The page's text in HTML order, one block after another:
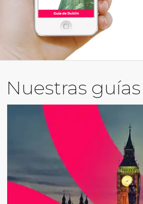
Nuestras